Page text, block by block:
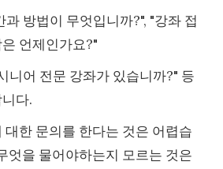
방법이 무엇입니까?", "강좌 접
언제인가요?"
니어 전문 강좌가 있습니까?" 등
다.
대한 문의를 한다는 것은 어렵습
엇을 물어야하는지 모르는 것은